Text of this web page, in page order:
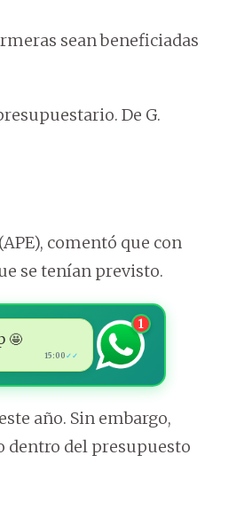
sean beneficiadas
De G.
comentó que con
se tenían previsto.
🤩
15:00 ✓✓
1
año. Sin embargo,
dentro del presupuesto